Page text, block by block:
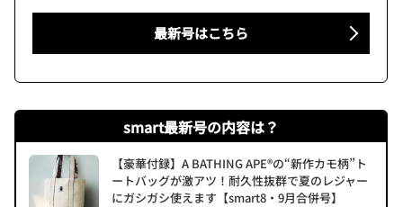
最新号はこちら
smart最新号の内容は？
【豪華付録】A BATHING APE®の“新作カモ柄”ト
ートバッグが激アツ！耐久性抜群で夏のレジャー
にガシガシ使えます【smart8・9月合併号】